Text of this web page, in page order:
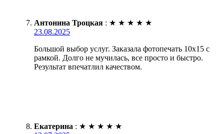
Антонина Троцкая : ★ ★ ★ ★ ★
23.08.2025
Большой выбор услуг. Заказала фотопечать 10х15 с
рамкой. Долго не мучилась, все просто и быстро.
Результат впечатлил качеством.
Екатерина : ★ ★ ★ ★ ★